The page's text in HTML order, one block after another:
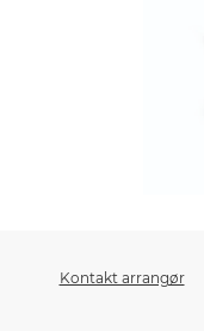
Kontakt arrangør